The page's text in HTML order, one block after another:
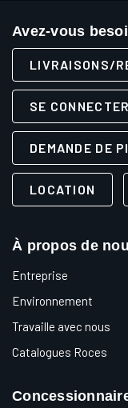
Avez-vous
LIVRAISONS/
SE CONNECTER
DEMANDE DE
LOCATION
À propos de
Entreprise
Environnement
Travaille avec nous
Catalogues Roces